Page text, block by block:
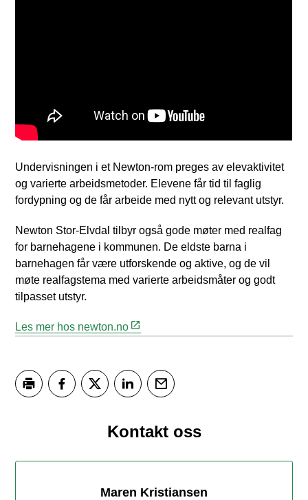
Undervisningen i et Newton-rom preges av elevaktivitet
og varierte arbeidsmetoder. Elevene får tid til faglig
fordypning og de får arbeide med nytt og relevant utstyr.
Newton Stor-Elvdal tilbyr også gode møter med realfag
for barnehagene i kommunen. De eldste barna i
barnehagen får være utforskende og aktive, og de vil
møte realfagstema med varierte arbeidsmåter og godt
tilpasset utstyr.
Les mer hos newton.no
Kontakt oss
Maren Kristiansen